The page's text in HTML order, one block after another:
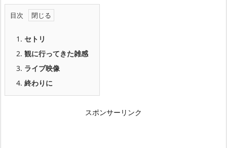
目次
1. セトリ
2. 観に行ってきた雑感
3. ライブ映像
4. 終わりに
スポンサーリンク